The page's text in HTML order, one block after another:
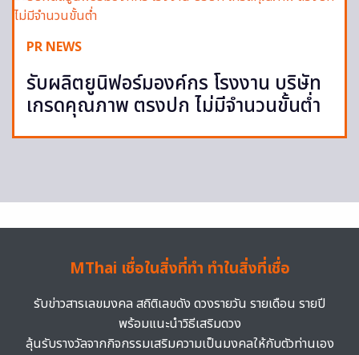
PR NEWS
รับผลิตยูนิฟอร์มองค์กร โรงงาน บริษัท
เกรดคุณภาพ ตรงปก ไม่มีจำนวนขั้นต่ำ
MThai เชื่อในสิ่งที่ทำ ทำในสิ่งที่เชื่อ
รับข่าวสารเลขมงคล สถิติเลขดัง ดวงรายวัน รายเดือน รายปี
พร้อมแนะนำวิธีเสริมดวง
ลุ้นรับรางวัลจากกิจกรรมเสริมความเป็นมงคลให้กับตัวท่านเอง